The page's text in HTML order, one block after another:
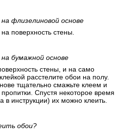
флизелиновой основе
поверхность стены.
бумажной основе
стены, и на само
расстелите обои на полу.
тщательно смажьте клеем и
Спустя некоторое время
в инструкции) их можно клеить.
обои?